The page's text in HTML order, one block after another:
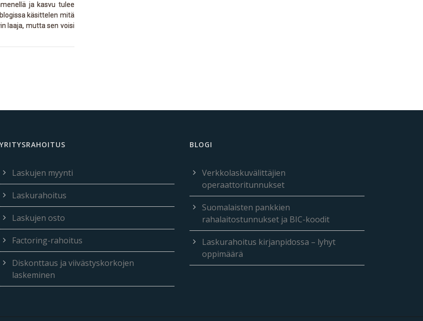
ja kasvu tulee
käsittelen mitä
laaja, mutta sen voisi
YRITYSRAHOITUS
Laskujen myynti
Laskurahoitus
Laskujen osto
Factoring-rahoitus
Diskonttaus ja viivästyskorkojen
laskeminen
BLOGI
Verkkolaskuvälittäjien
operaattoritunnukset
Suomalaisten pankkien
rahalaitostunnukset ja BIC-koodit
Laskurahoitus kirjanpidossa – lyhyt
oppimäärä